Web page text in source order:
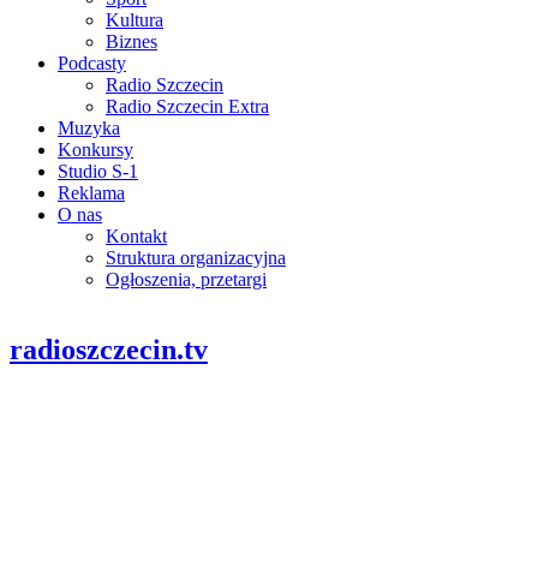
Kultura
Biznes
Podcasty
Radio Szczecin
Radio Szczecin Extra
Muzyka
Konkursy
Studio S-1
Reklama
O nas
Kontakt
Struktura organizacyjna
Ogłoszenia, przetargi
radioszczecin.tv